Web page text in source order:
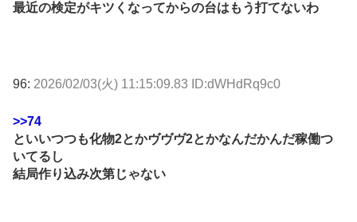
最近の検定がキツくなってからの台はもう打てないわ
96: 2026/02/03(火) 11:15:09.83 ID:dWHdRq9c0
>>74
といいつつも化物2とかヴヴヴ2とかなんだかんだ稼働つ
いてるし
結局作り込み次第じゃない